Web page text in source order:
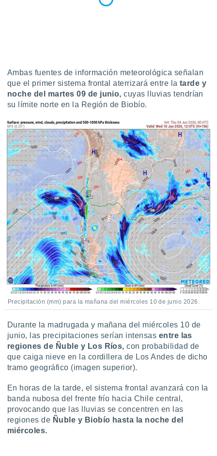
el sitio
para
ni para
o
aunque
no
Puedes
acceder a
web a
abono
similares
como
este sitio
IP
posible
traten tus
en
a lo que
Ambas fuentes de información meteorológica señalan
que el primer sistema frontal aterrizará entre latarde y
noche del martes 09 de junio, cuyas lluvias tendrían
su límite norte en la Región de Biobío.
Precipitación (mm) para la mañana del miércoles 10 de junio 2026.
Durante la madrugada y mañana del miércoles 10 de
junio, las precipitaciones serían intensas entre las
regiones de Ñuble y Los Ríos,con probabilidad de
que caiga nieve en la cordillera de Los Andes de dicho
tramo geográfico (imagen superior).
En horas de la tarde, el sistema frontal avanzará con la
banda nubosa del frente frío hacia Chile central,
provocando que las lluvias se concentren en las
regiones de Ñuble y Biobío hasta la noche del
miércoles.